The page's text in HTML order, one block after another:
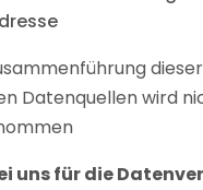
Datenquellen wird
uns für die